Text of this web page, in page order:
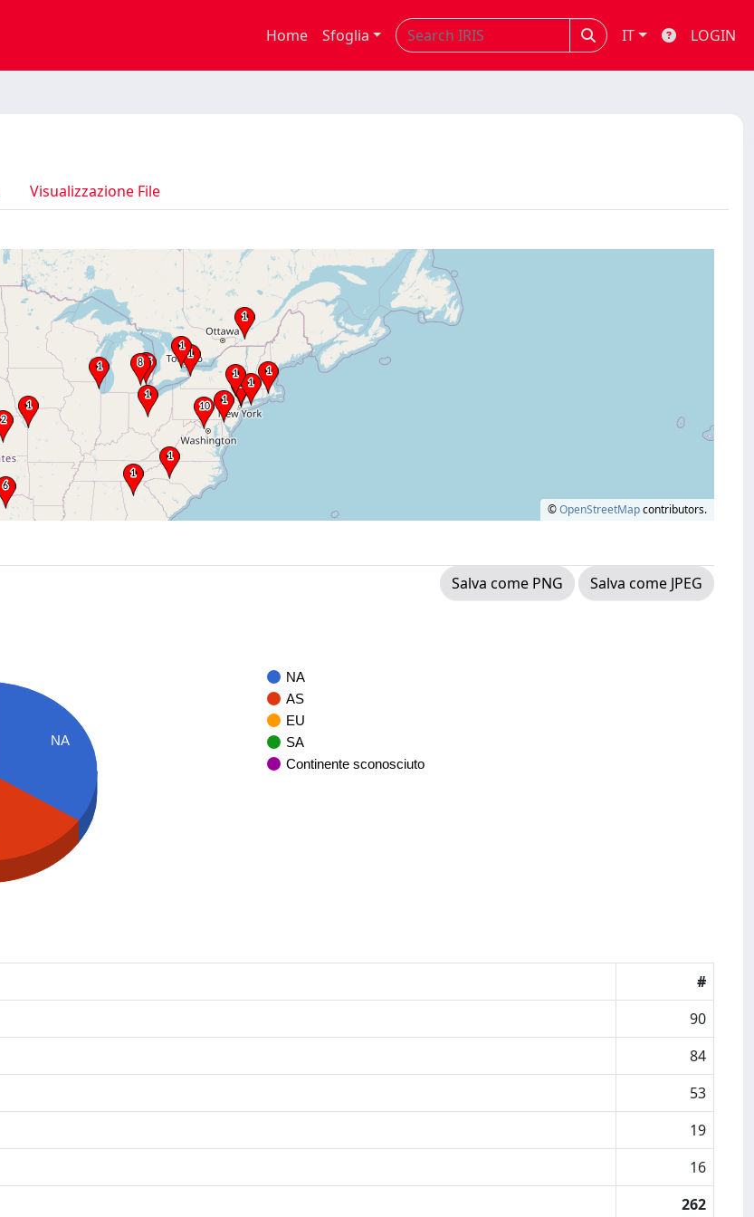
Home Sfoglia IT LOGIN
Visualizzazione File
©OpenStreetMapcontributors.
Salva come PNG
Salva come JPEG
NA
AS
EU
SA
Continente sconosciuto
NA
#
90
84
53
19
16
262